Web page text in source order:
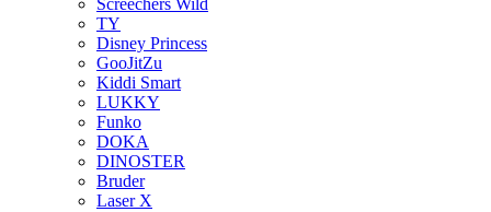
Screechers Wild
TY
Disney Princess
GooJitZu
Kiddi Smart
LUKKY
Funko
DOKA
DINOSTER
Bruder
Laser X